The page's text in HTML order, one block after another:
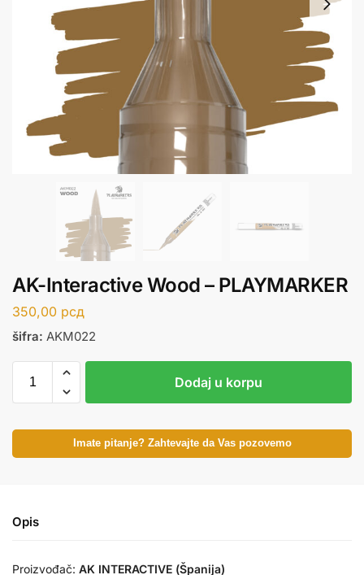
AK-Interactive Wood – PLAYMARKER
350,00 рсд
šifra: AKM022
Dodaj u korpu
Imate pitanje? Zahtevajte da Vas pozovemo
Opis
Proizvođač: AK INTERACTIVE (Španija)